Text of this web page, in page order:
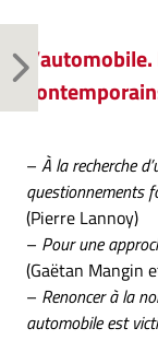
– À la recherche
questionnements
(Pierre Lannoy)
– Pour une
(Gaëtan Mangin
– Renoncer à la
automobile est